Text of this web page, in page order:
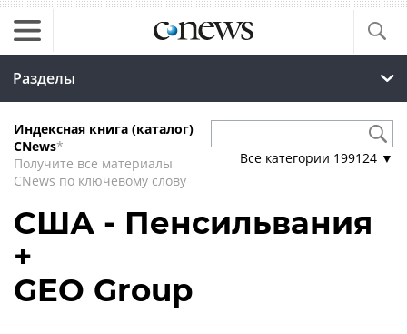
Разделы
Индексная книга (каталог)
CNews*
Получите все материалы
CNews по ключевому слову
Все категории 199124 ▼
США - Пенсильвания
+
GEO Group